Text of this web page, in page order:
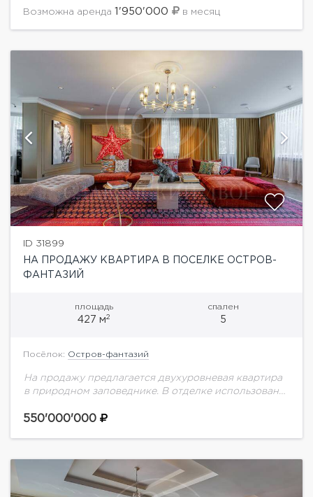
поселков с великолепными...
Возможна аренда 1'950'000 в месяц
ID 31899
НА ПРОДАЖУ КВАРТИРА В ПОСЕЛКЕ ОСТРОВ-
ФАНТАЗИЙ
площадь
427 м2
спален
5
Посёлок: Остров-фантазий
На продажу предлагается двухуровневая квартира
в природном заповеднике. В отделке использованы
Pierre Frey, Munna,Julian Chichester, Hamilton Conte,
550'000'000